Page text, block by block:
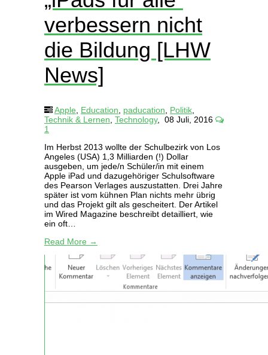
verbessern nicht
die Bildung [LHW
News]
Apple, Education, paducation, Politik,
Technik & Lernen, Technology, 08 Juli, 2016
1
Im Herbst 2013 wollte der Schulbezirk von Los
Angeles (USA) 1,3 Milliarden (!) Dollar
ausgeben, um jede/n Schüler/in mit einem
Apple iPad und dazugehöriger Schulsoftware
des Pearson Verlages auszustatten. Drei Jahre
später ist vom kühnen Plan nichts mehr übrig
und das Projekt gilt als gescheitert. Der Artikel
im Wired Magazine beschreibt detailliert, wie
ein oft…
Read More →